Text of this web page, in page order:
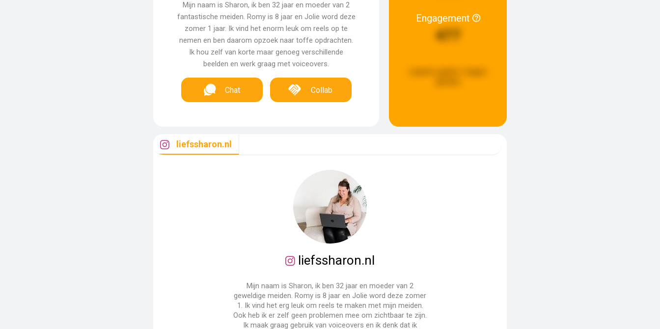
Mijn naam is Sharon, ik ben 32 jaar en moeder van 2
fantastische meiden. Romy is 8 jaar en Jolie word deze
zomer 1 jaar. Ik vind het enorm leuk om reels op te
nemen en ben daarom opzoek naar toffe opdrachten.
Ik hou zelf van korte maar genoeg verschillende
beelden en werk graag met voiceovers.
Chat Collab
Engagement
477
liefssharon.nl
liefssharon.nl
Mijn naam is Sharon, ik ben 32 jaar en moeder van 2
geweldige meiden. Romy is 8 jaar en Jolie word deze zomer
1. Ik vind het erg leuk om reels te maken met mijn meiden.
Ook heb ik er zelf geen problemen mee om zichtbaar te zijn.
Ik maak graag gebruik van voiceovers en ik denk dat ik